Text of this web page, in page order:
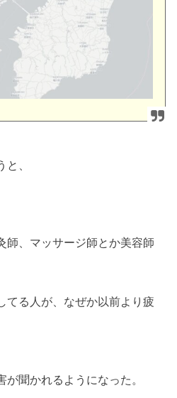
、
師、マッサージ師とか美容師
てる人が、なぜか以前より疲
聞かれるようになった。